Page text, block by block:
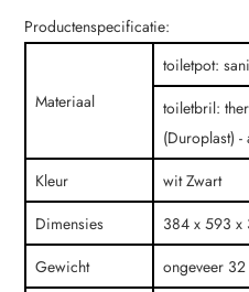
Productenspecificatie:
Materiaal
toiletpot:
toiletbril:
(Duroplast)
Kleur
wit Zwart
Dimensies
384 x 593 x
Gewicht
ongeveer